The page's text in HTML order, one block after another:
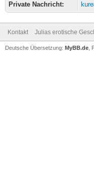
Private Nachricht:
Kontakt Julias erotische
Deutsche Übersetzung: MyBB.de ,